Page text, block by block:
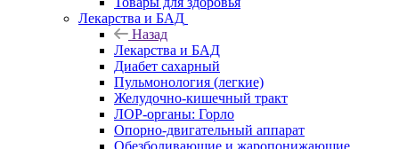
Лекарства и БАД
Назад
Лекарства и БАД
Диабет сахарный
Пульмонология (легкие)
Желудочно-кишечный тракт
ЛОР-органы: Горло
Опорно-двигательный аппарат
Обезболивающие и жаропонижающие